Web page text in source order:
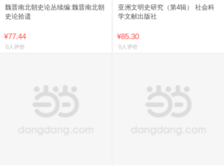
魏晋南北朝史论丛续编:魏晋南北朝
史论拾遗
¥77.44
0人评价
亚洲文明史研究（第4辑） 社会科
学文献出版社
¥85.30
0人评价